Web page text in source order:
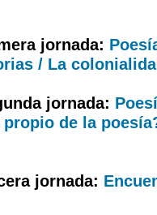
jornada:
/ La
jornada:
de la
jornada: